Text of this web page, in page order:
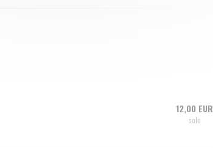
12,00 EUR
solo